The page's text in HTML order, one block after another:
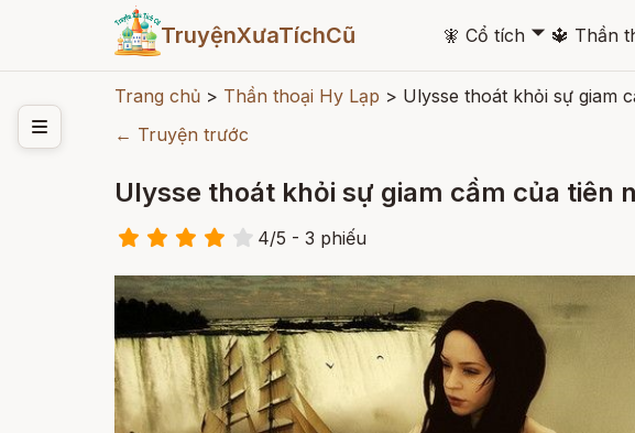
TruyệnXưaTíchCũ 🧚 Cổ tích 🞃 🔱 Thần
Trang chủ > Thần thoại Hy Lạp > Ulysse thoát khỏi sự giam
← Truyện trước
Ulysse thoát khỏi sự giam cầm của tiên
4/5 - 3 phiếu